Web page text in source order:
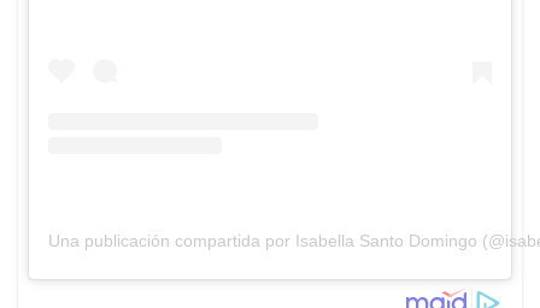
Una publicación compartida por Isabella Santo Domingo